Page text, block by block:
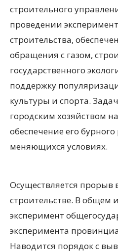
строительного
проведении
строительства,
обращения с газом,
государственного
поддержку
культуры и спорта.
городским хозяйством
обеспечение его
меняющихся условиях.
Осуществляется прорыв
строительстве. В общем
эксперимент
эксперимента
Наводится порядок с